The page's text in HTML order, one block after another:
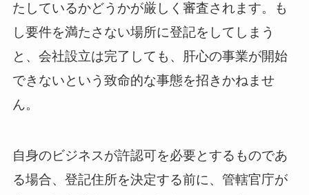
たしているかどうかが厳しく審査されます。も
し要件を満たさない場所に登記をしてしまう
と、会社設立は完了しても、肝心の事業が開始
できないという致命的な事態を招きかねませ
ん。
自身のビジネスが許認可を必要とするものであ
る場合、登記住所を決定する前に、管轄官庁が